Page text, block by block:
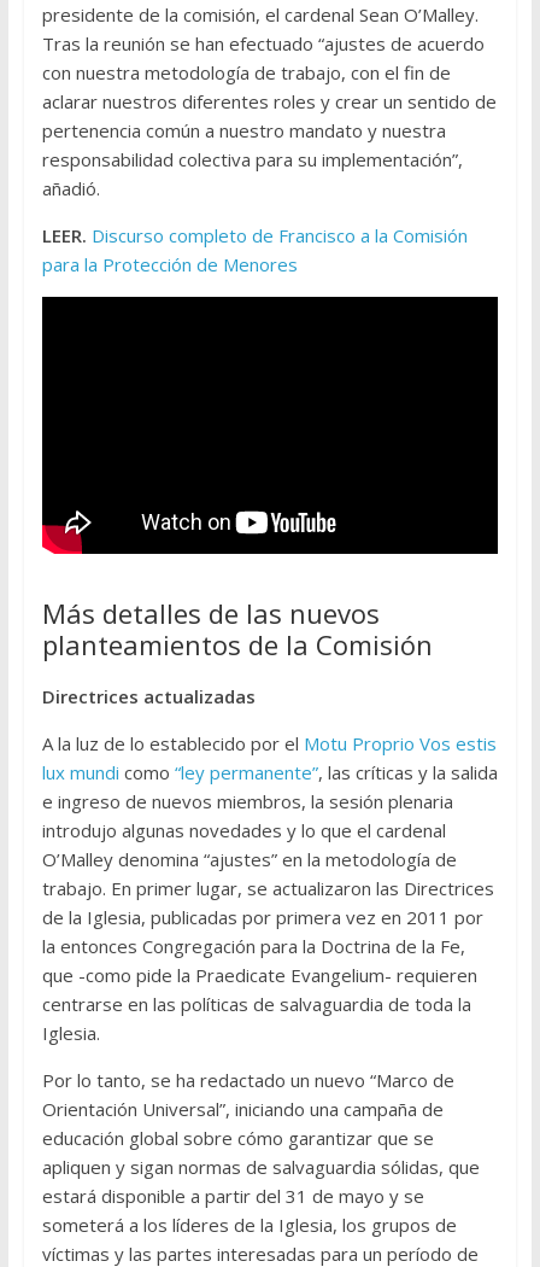
presidente de la comisión, el cardenal Sean O’Malley.
Tras la reunión se han efectuado “ajustes de acuerdo
con nuestra metodología de trabajo, con el fin de
aclarar nuestros diferentes roles y crear un sentido de
pertenencia común a nuestro mandato y nuestra
responsabilidad colectiva para su implementación”,
añadió.
LEER. Discurso completo de Francisco a la Comisión
para la Protección de Menores
Más detalles de las nuevos
planteamientos de la Comisión
Directrices actualizadas
A la luz de lo establecido por el Motu Proprio Vos estis
lux mundi como “ley permanente”, las críticas y la salida
e ingreso de nuevos miembros, la sesión plenaria
introdujo algunas novedades y lo que el cardenal
O’Malley denomina “ajustes” en la metodología de
trabajo. En primer lugar, se actualizaron las Directrices
de la Iglesia, publicadas por primera vez en 2011 por
la entonces Congregación para la Doctrina de la Fe,
que -como pide la Praedicate Evangelium- requieren
centrarse en las políticas de salvaguardia de toda la
Iglesia.
Por lo tanto, se ha redactado un nuevo “Marco de
Orientación Universal”, iniciando una campaña de
educación global sobre cómo garantizar que se
apliquen y sigan normas de salvaguardia sólidas, que
estará disponible a partir del 31 de mayo y se
someterá a los líderes de la Iglesia, los grupos de
víctimas y las partes interesadas para un período de